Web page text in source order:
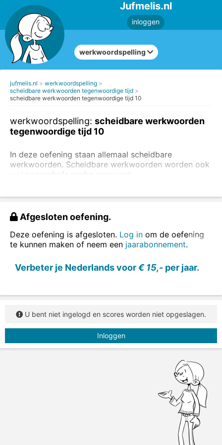
Jufmelis.nl
inloggen
werkwoordspelling
jufmelis.nl
werkwoordspelling
scheidbare werkwoorden tegenwoordige tijd
scheidbare werkwoorden tegenwoordige tijd 10
werkwoordspelling: scheidbare werkwoorden
tegenwoordige tijd 10
In deze oefening staan allemaal scheidbare
werkwoorden. Scheidbare werkwoorden worden ook
Afgesloten oefening.
Deze oefening is afgesloten. Log in om de oefening
te kunnen maken of neem een jaarabonnement.
Verbeter je Nederlands voor€ 15,- per jaar.
U bent niet ingelogd en scores worden niet opgeslagen.
Inloggen